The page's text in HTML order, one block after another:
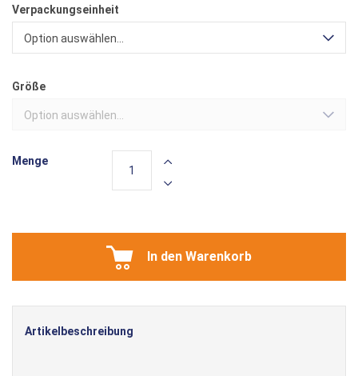
Verpackungseinheit
Option auswählen...
Größe
Option auswählen...
Menge
In den Warenkorb
Artikelbeschreibung